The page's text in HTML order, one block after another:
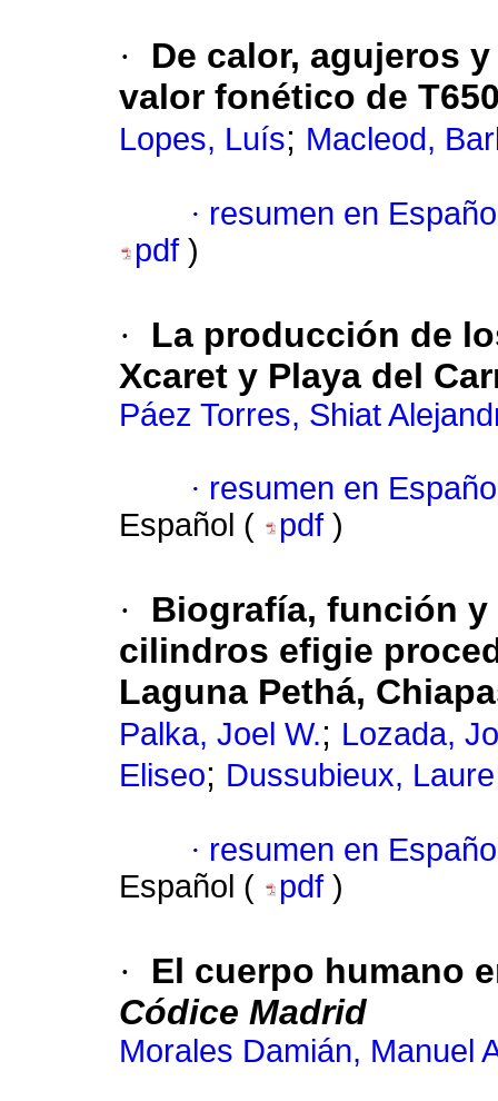
·
De calor, agujeros
valor fonético de
Lopes, Luís; Macleod,
· resumen en
pdf )
·
La producción de
Xcaret y Playa del
Páez Torres, Shiat
· resumen en
Español (
pdf )
·
Biografía, función
cilindros efigie
Laguna Pethá,
Palka, Joel W.; Lozada,
Eliseo; Dussubieux, Laure
· resumen en
Español (
pdf )
·
El cuerpo humano
Códice Madrid
Morales Damián, Manuel